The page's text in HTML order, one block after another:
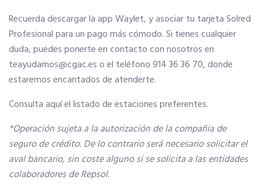
Asociación de Ferias de España
MadridJoya-Bisutex-Intergift
Plan de Fomento del Autoempleo Joven
Plan fomento del autoempleo Joven (pdf)
COLÉGIATE
Colegiación Online
CURSO DE ACCESO A LA PROFESION
NOTICIAS
Recuerda descargar la app Waylet, y asociar tu tarjeta Solred
Profesional para un pago más cómodo. Si tienes cualquier
duda, puedes ponerte en contacto con nosotros en
teayudamos@cgac.es o el teléfono 914 36 36 70, donde
estaremos encantados de atenderte.
Consulta aquí el listado de estaciones preferentes.
*Operación sujeta a la autorización de la compañia de
seguro de crédito. De lo contrario será necesario solicitar el
aval bancario, sin coste alguno si se solicita a las entidades
colaboradores de Repsol.